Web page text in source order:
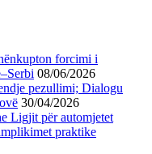
forcimi i
08/06/2026
pezullimi; Dialogu
30/04/2026
Ligjit për automjetet
praktike